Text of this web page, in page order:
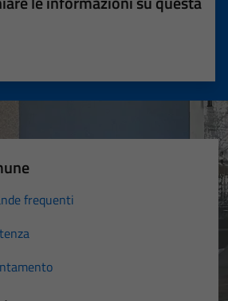
5 stelle su 5
stelle su 5
su 5
5
frequenti